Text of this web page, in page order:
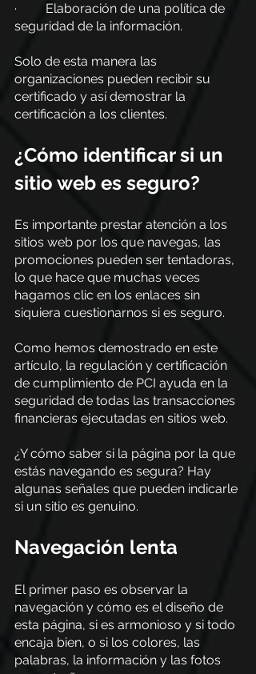
·         Elaboración de una política de
seguridad de la información.
Solo de esta manera las
organizaciones pueden recibir su
certificado y así demostrar la
certificación a los clientes.
¿Cómo identificar si un
sitio web es seguro?
Es importante prestar atención a los
sitios web por los que navegas, las
promociones pueden ser tentadoras,
lo que hace que muchas veces
hagamos clic en los enlaces sin
siquiera cuestionarnos si es seguro.
Como hemos demostrado en este
artículo, la regulación y certificación
de cumplimiento de PCI ayuda en la
seguridad de todas las transacciones
financieras ejecutadas en sitios web.
¿Y cómo saber si la página por la que
estás navegando es segura? Hay
algunas señales que pueden indicarle
si un sitio es genuino.
Navegación lenta
El primer paso es observar la
navegación y cómo es el diseño de
esta página, si es armonioso y si todo
encaja bien, o si los colores, las
palabras, la información y las fotos